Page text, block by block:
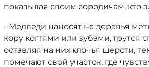
показывая своим сородичам, кто
- Медведи наносят на деревья
кору когтями или зубами, трутся
оставляя на них клочья шерсти,
помечают свой участок, где